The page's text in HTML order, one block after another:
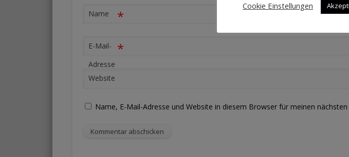
Name *
E-Mail-
Adresse
*
Website
Name, E-Mail-Adresse und Website in diesem Browser für meinen
Cookie Einstellungen